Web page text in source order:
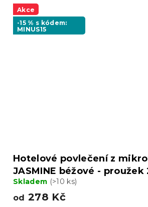
Akce
-15 % s kódem:
MINUS15
Hotelové povlečení z
JASMINE béžové - proužek
Skladem (>10 ks)
od 278 Kč